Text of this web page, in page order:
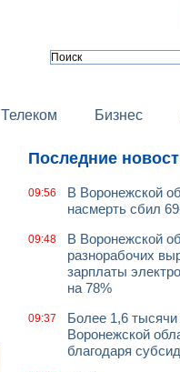
Телеком Бизнес
Последние
09:56
В Воронежской
насмерть сбил
09:48
В Воронежской
разнорабочих
зарплаты
на 78%
09:37
Более 1,6
Воронежской
благодаря